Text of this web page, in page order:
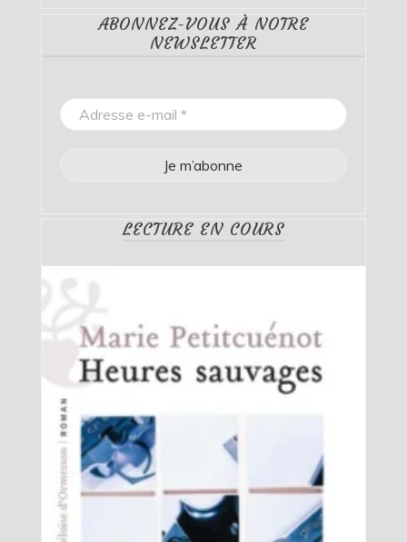
ABONNEZ-VOUS À NOTRE
NEWSLETTER
LECTURE EN COURS